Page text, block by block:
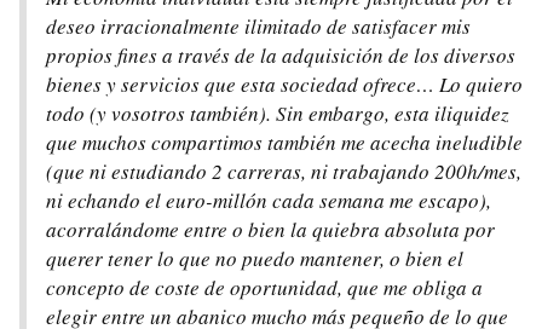
deseo irracionalmente ilimitado de satisfacer mis
propios fines a través de la adquisición de los diversos
bienes y servicios que esta sociedad ofrece… Lo quiero
todo (y vosotros también). Sin embargo, esta iliquidez
que muchos compartimos también me acecha ineludible
(que ni estudiando 2 carreras, ni trabajando 200h/mes,
ni echando el euro-millón cada semana me escapo),
acorralándome entre o bien la quiebra absoluta por
querer tener lo que no puedo mantener, o bien el
concepto de coste de oportunidad, que me obliga a
elegir entre un abanico mucho más pequeño de lo que